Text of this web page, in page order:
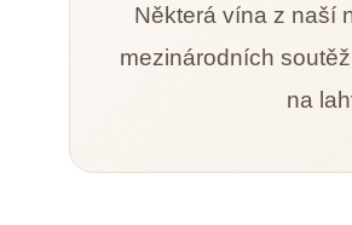
Některá vína z naší
mezinárodních
na